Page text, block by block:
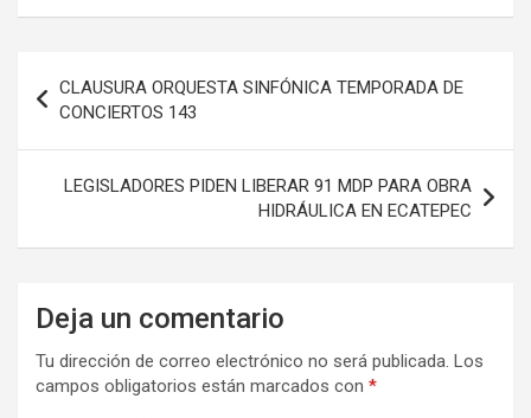
de
entradas
CLAUSURA ORQUESTA SINFÓNICA TEMPORADA DE
CONCIERTOS 143
LEGISLADORES PIDEN LIBERAR 91 MDP PARA OBRA
HIDRÁULICA EN ECATEPEC
Deja un comentario
Tu dirección de correo electrónico no será publicada. Los
campos obligatorios están marcados con *